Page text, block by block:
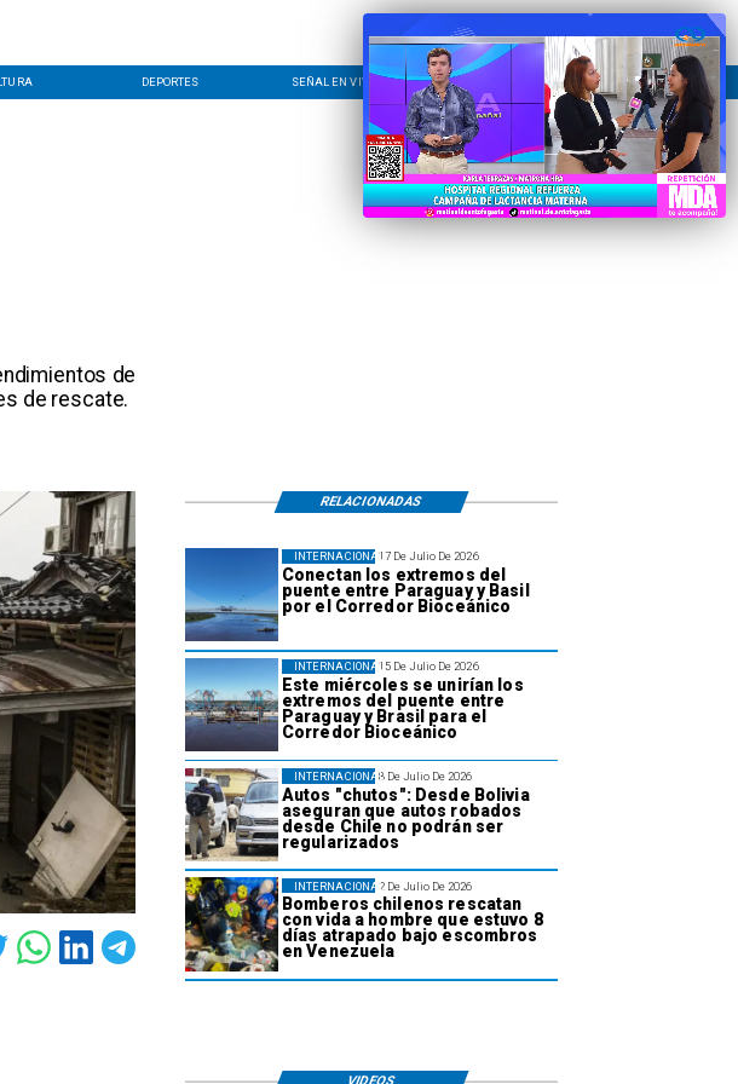
DEPORTES SEÑAL EN VIVO LÍNEA EDITORIAL
de
de rescate.
17 De Julio De 2026
Conectan los extremos del
puente entre Paraguay y Basil
por el Corredor Bioceánico
INTERNACIONAL
15 De Julio De 2026
Este miércoles se unirían los
extremos del puente entre
Paraguay y Brasil para el
Corredor Bioceánico
INTERNACIONAL
8 De Julio De 2026
Autos "chutos": Desde Bolivia
aseguran que autos robados
desde Chile no podrán ser
regularizados
INTERNACIONAL
2 De Julio De 2026
Bomberos chilenos rescatan
con vida a hombre que estuvo 8
días atrapado bajo escombros
en Venezuela
INTERNACIONAL
RELACIONADAS